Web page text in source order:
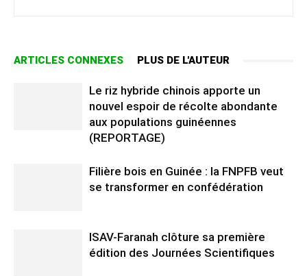
ARTICLES CONNEXES PLUS DE L'AUTEUR
Le riz hybride chinois apporte un
nouvel espoir de récolte abondante
aux populations guinéennes
(REPORTAGE)
Filière bois en Guinée : la FNPFB veut
se transformer en confédération
ISAV-Faranah clôture sa première
édition des Journées Scientifiques